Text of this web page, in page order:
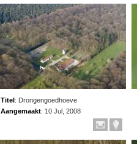
Titel: Drongengoedhoeve
Aangemaakt: 10 Jul, 2008